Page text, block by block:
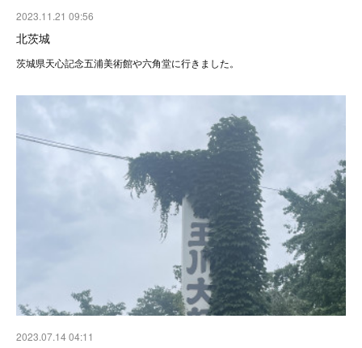
2023.11.21 09:56
北茨城
茨城県天心記念五浦美術館や六角堂に行きました。
2023.07.14 04:11